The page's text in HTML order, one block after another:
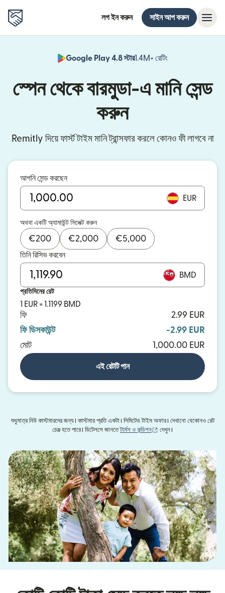
লগ ইন করুন সাইন আপ করুন
Google Play 4.8 স্টার1.4M+ রেটিং
স্পেন থেকে বারমুডা-এ মানি সেন্ড
করুন
Remitly দিয়ে ফার্স্ট টাইম মানি ট্রান্সফার করলে কোনও ফী লাগবে না
আপনি সেন্ড করছেন
EUR
অথবা একটি অ্যামাউন্ট সিলেক্ট করুন
€200 €2,000 €5,000
তিনি রিসিভ করবেন
BMD
প্রতিদিনের রেট
1 EUR = 1.1199 BMD
ফি
2.99 EUR
ফি ডিসকাউন্ট
-2.99 EUR
মোট
1,000.00 EUR
এই রেটটি পান
শুধুমাত্র নিউ কাস্টমারদের জন্য। কাস্টমার প্রতি একটা। লিমিটেড টাইম অফার। দেখানো যেকোনও রেট
চেঞ্জ হতে পারে। ডিটেলসে জানতেটার্মস ও কন্ডিশন (নতুন উইন্ডোতে খুলবে)
দেখুন।